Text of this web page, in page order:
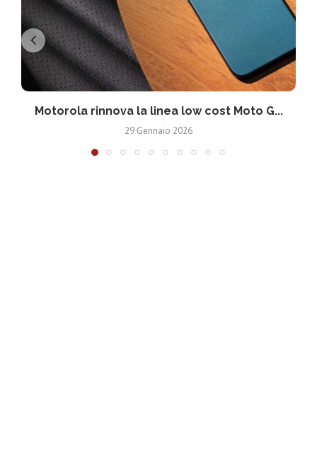
Motorola rinnova la linea low cost Moto G...
29 Gennaio 2026